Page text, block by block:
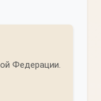
Федерации.